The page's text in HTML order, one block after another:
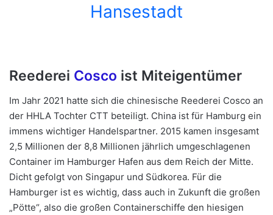
Hansestadt
Reederei Cosco ist Miteigentümer
Im Jahr 2021 hatte sich die chinesische Reederei Cosco an
der HHLA Tochter CTT beteiligt. China ist für Hamburg ein
immens wichtiger Handelspartner. 2015 kamen insgesamt
2,5 Millionen der 8,8 Millionen jährlich umgeschlagenen
Container im Hamburger Hafen aus dem Reich der Mitte.
Dicht gefolgt von Singapur und Südkorea. Für die
Hamburger ist es wichtig, dass auch in Zukunft die großen
„Pötte“, also die großen Containerschiffe den hiesigen